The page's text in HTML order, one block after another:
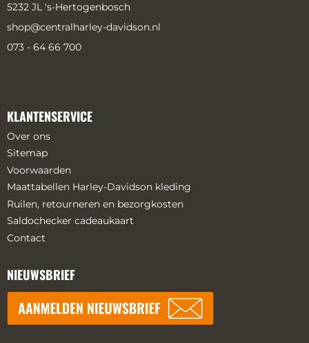
5232 JL 's-Hertogenbosch
shop@centralharley-davidson.nl
073 - 64 66 700
KLANTENSERVICE
Over ons
Sitemap
Voorwaarden
Maattabellen Harley-Davidson kleding
Ruilen, retourneren en bezorgkosten
Saldochecker cadeaukaart
Contact
NIEUWSBRIEF